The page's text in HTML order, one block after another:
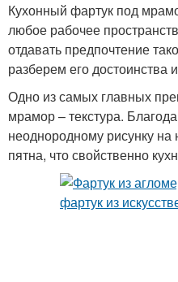
Кухонный фартук под
любое рабочее
отдавать предпочтение
разберем его достоинства
Одно из самых главных
мрамор – текстура.
неоднородному рисунку
пятна, что свойственно